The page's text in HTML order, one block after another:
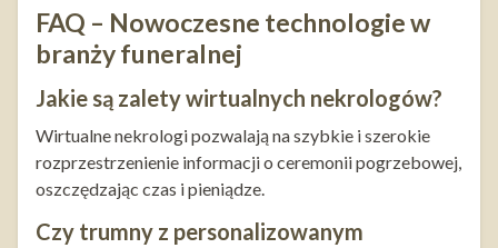
FAQ – Nowoczesne technologie w
branży funeralnej
Jakie są zalety wirtualnych nekrologów?
Wirtualne nekrologi pozwalają na szybkie i szerokie
rozprzestrzenienie informacji o ceremonii pogrzebowej,
oszczędzając czas i pieniądze.
Czy trumny z personalizowanym